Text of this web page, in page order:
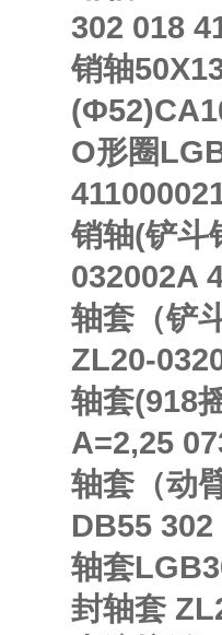
302 018
销轴
O形圈
销轴(铲斗
032002A
轴套（铲
ZL20-
轴套(918
A=2,25
轴套（动
DB55
轴套
封轴套